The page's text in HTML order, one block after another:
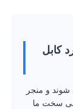
کابل
و منجر
سخت ما